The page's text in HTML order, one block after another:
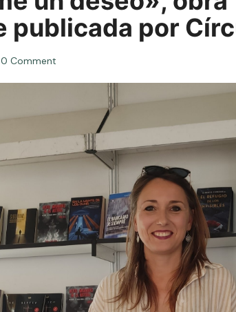
publicada por
0 Comment